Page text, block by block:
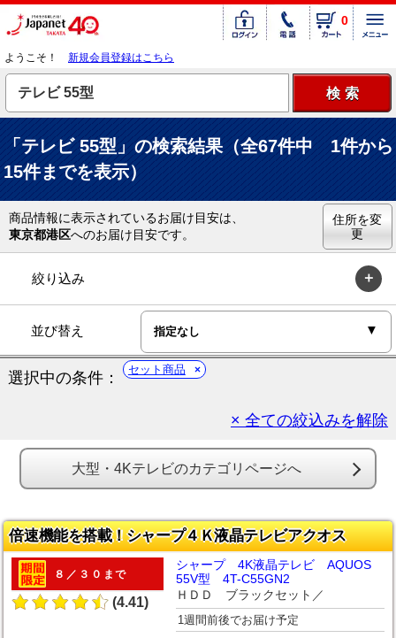
0
ようこそ！ 新規会員登録はこちら
「テレビ 55型」の検索結果（全67件中 1件から
15件までを表示）
商品情報に表示されているお届け目安は、
東京都港区へのお届け目安です。
住所を変
更
絞り込み
並び替え
選択中の条件： セット商品
× 全ての絞込みを解除
大型・4Kテレビのカテゴリページへ
倍速機能を搭載！シャープ４Ｋ液晶テレビアクオス
８／３０まで
(4.41)
シャープ 4K液晶テレビ AQUOS
55V型 4T-C55GN2
ＨＤＤ ブラックセット／
1週間前後でお届け予定